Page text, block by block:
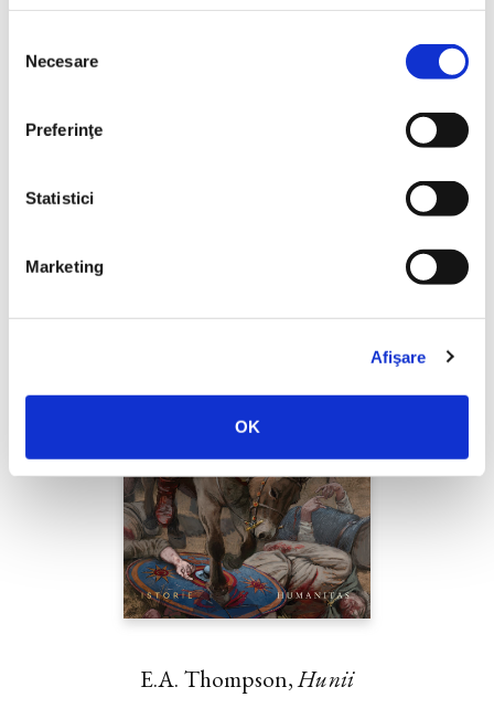
consimțământului
Necesare
Preferinţe
Statistici
Marketing
Afişare
OK
Lumea noastră orwelliană
E.A. Thompson,Hunii